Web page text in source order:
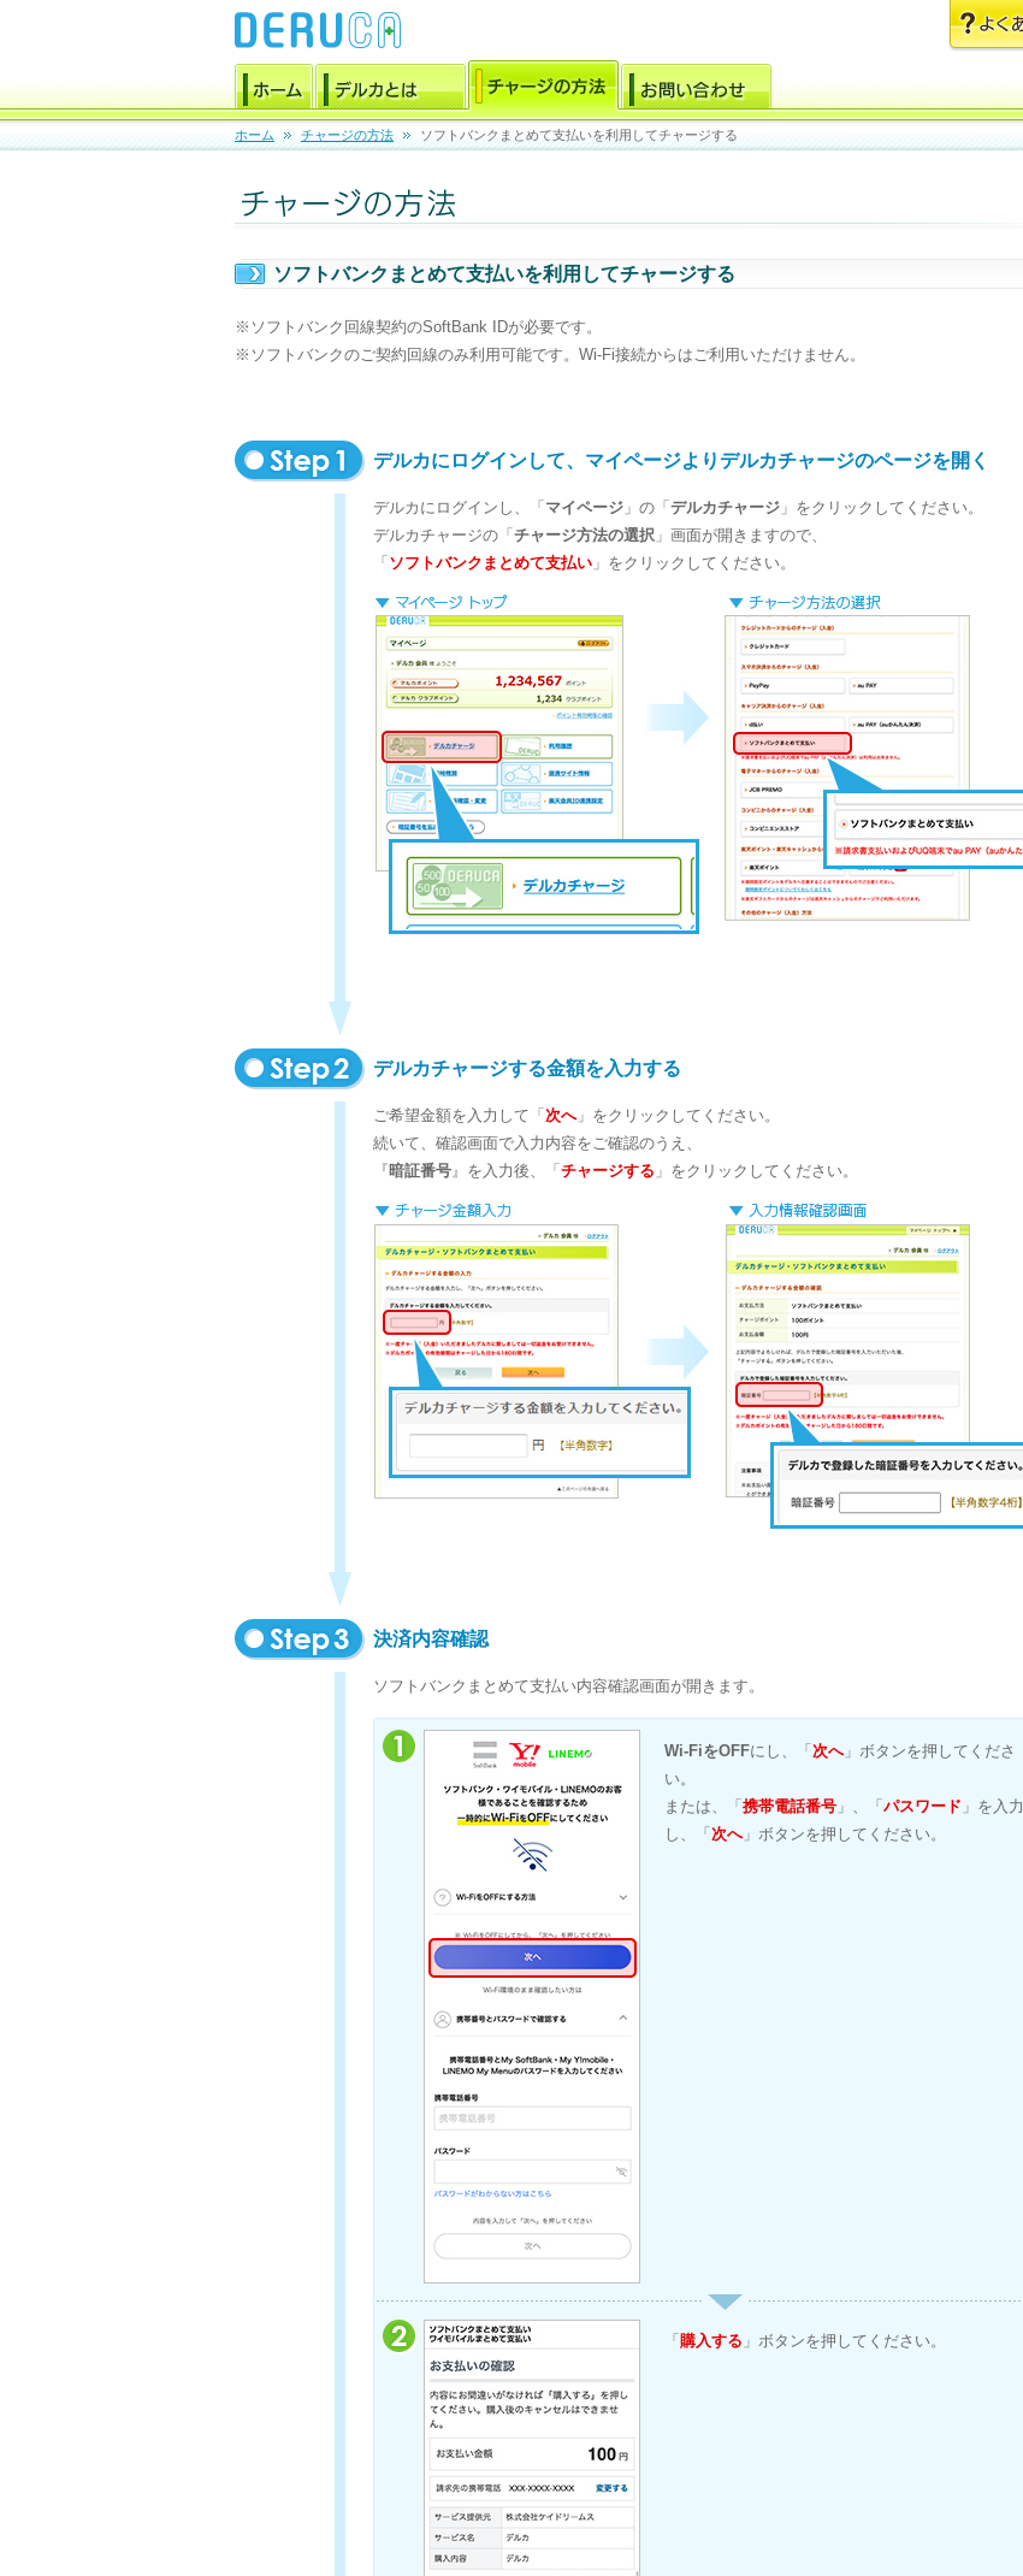
ホーム チャージの方法 ソフトバンクまとめて支払いを利用してチャージする
ソフトバンクまとめて支払いを利用してチャージする
※ソフトバンク回線契約のSoftBank IDが必要です。
※ソフトバンクのご契約回線のみ利用可能です。Wi-Fi接続からはご利用いただけません。
デルカにログインして、マイページよりデルカチャージのページを開く
デルカにログインし、「 マイページ 」の「 デルカチャージ 」をクリックしてください。
デルカチャージの「 チャージ方法の選択 」画面が開きますので、
「 ソフトバンクまとめて支払い 」をクリックしてください。
デルカチャージする金額を入力する
ご希望金額を入力して「 次へ」をクリックしてください。
続いて、確認画面で入力内容をご確認のうえ、
『暗証番号』を入力後、「 チャージする 」をクリックしてください。
決済内容確認
ソフトバンクまとめて支払い内容確認画面が開きます。
Wi-FiをOFFにし、「 次へ」ボタンを押してくださ
い。
または、「 携帯電話番号 」、「 パスワード 」を入力
し、「 次へ」ボタンを押してください。
「 購入する 」ボタンを押してください。